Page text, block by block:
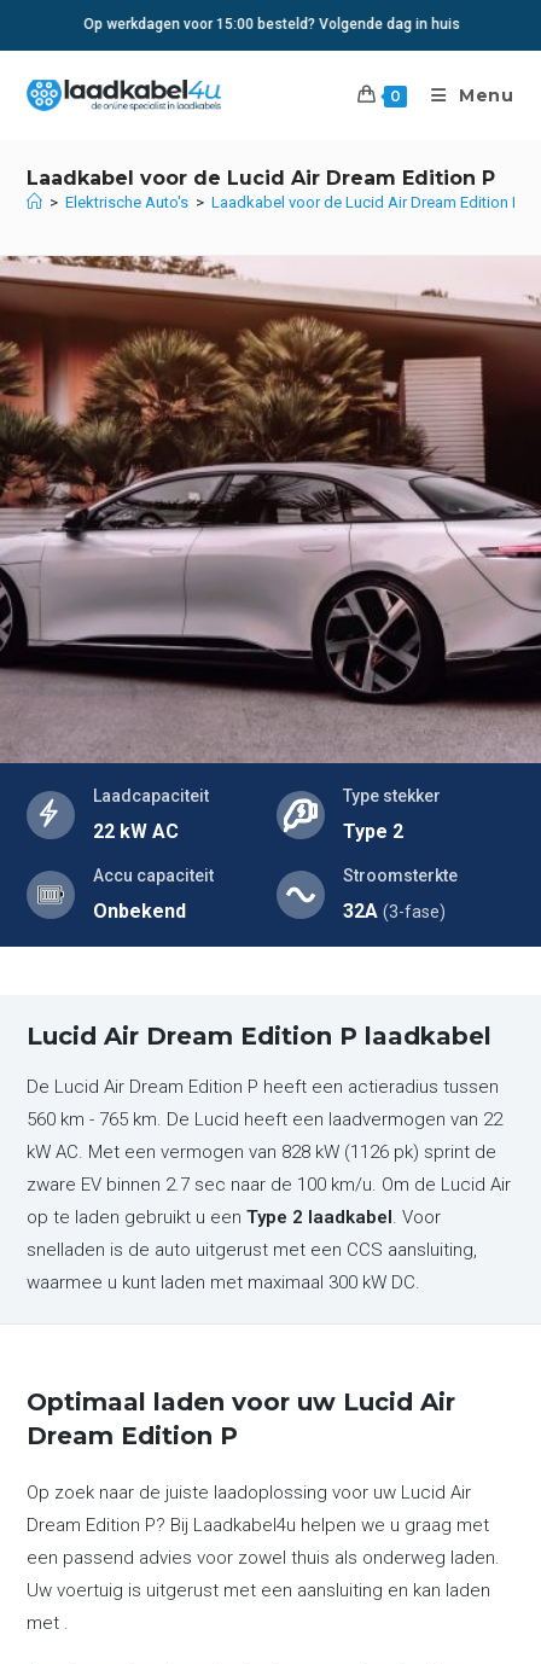
Op werkdagen voor 15:00 besteld? Volgende dag in huis
0 Menu
Laadkabel voor de Lucid Air Dream Edition P
> Elektrische Auto's > Laadkabel voor de Lucid Air Dream Edition P
Laadcapaciteit
22 kW AC
Type stekker
Type 2
Accu capaciteit
Onbekend
Stroomsterkte
32A (3-fase)
Lucid Air Dream Edition P laadkabel
De Lucid Air Dream Edition P heeft een actieradius tussen
560 km - 765 km. De Lucid heeft een laadvermogen van 22
kW AC. Met een vermogen van 828 kW (1126 pk) sprint de
zware EV binnen 2.7 sec naar de 100 km/u. Om de Lucid Air
op te laden gebruikt u eenType 2 laadkabel. Voor
snelladen is de auto uitgerust met een CCS aansluiting,
waarmee u kunt laden met maximaal 300 kW DC.
Optimaal laden voor uw Lucid Air
Dream Edition P
Op zoek naar de juiste laadoplossing voor uw Lucid Air
Dream Edition P? Bij Laadkabel4u helpen we u graag met
een passend advies voor zowel thuis als onderweg laden.
Uw voertuig is uitgerust met een aansluiting en kan laden
met .